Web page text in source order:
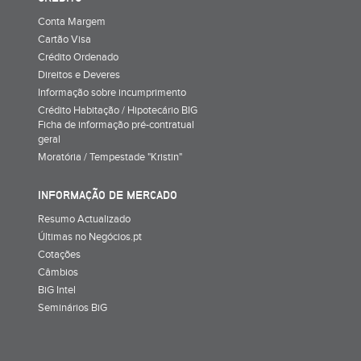
Conta Margem
Cartão Visa
Crédito Ordenado
Direitos e Deveres
Informação sobre incumprimento
Crédito Habitação / Hipotecário BIG
Ficha de informação pré-contratual
geral
Moratória / Tempestade "Kristin"
INFORMAÇÃO DE MERCADO
Resumo Actualizado
Últimas no Negócios.pt
Cotações
Câmbios
BiG Intel
Seminários BiG